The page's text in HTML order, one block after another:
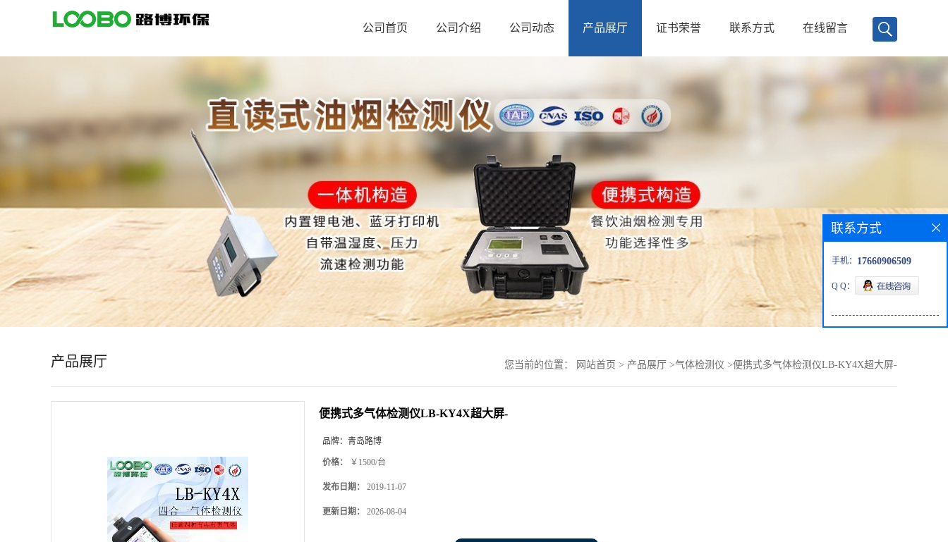
首
公司首页 公司介绍 公司动态 产品展厅 证书荣誉 联系方式 在线留言
产品展厅 您当前的位置： 网站首页 > 产品展厅 >气体检测仪 >便携式多气体检测仪LB-KY4X超大屏-
便携式多气体检测仪LB-KY4X超大屏-
品牌： 青岛路博
价格： ￥1500/台
发布日期： 2019-11-07
更新日期： 2026-08-04
联系方式
手机： 17660906509
Q Q：